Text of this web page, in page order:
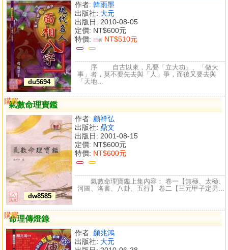
du5694
作者: 韓雨墨
出版社: 大元
出版日: 2010-08-05
定價: NT$600元
特價: 85折 NT$510元
序 自古以來，凡要「立大功」、「做大
事」者，莫不要先去與「人」爭，而後又要去與
「天地...
氣數命理寶鑑
dw8585
作者: 顧祥弘
出版社: 鼎文
出版日: 2001-08-15
定價: NT$600元
特價: NT$600元
購買
比較
氣數命理寶鑑上集內容： 卷一【無極、太極、
河圖、洛書、八卦、五行】 卷二【三元甲子定男...
命理傳燈錄
作者: 顏兆鴻
出版社: 大元
購買
比較